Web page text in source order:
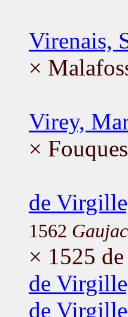
Virenais,
×
Virey,
×
de
1562
× 1525
de
de